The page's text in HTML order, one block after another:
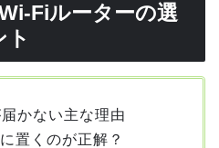
Fiルーターの選
ト
かない主な理由
置くのが正解？